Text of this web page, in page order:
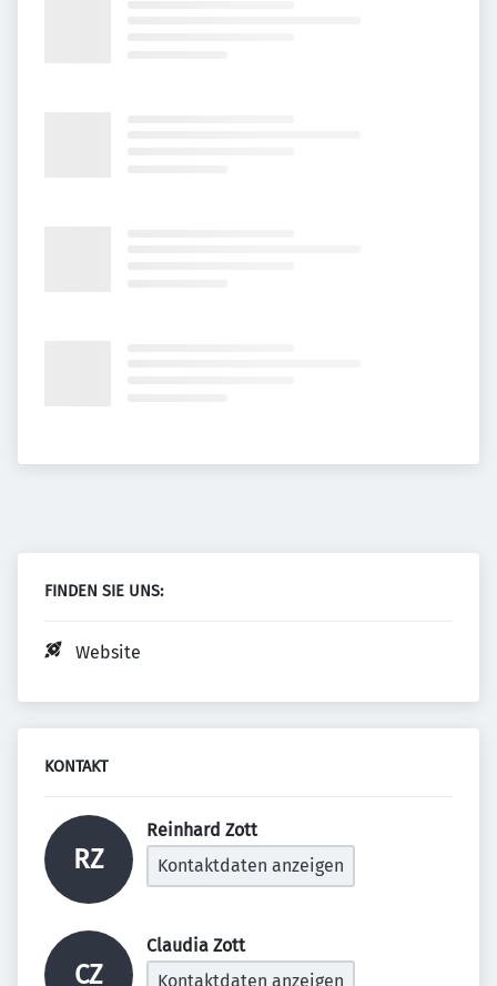
FINDEN SIE UNS:
Website
KONTAKT
RZ
Reinhard Zott
Kontaktdaten anzeigen
CZ
Claudia Zott
Kontaktdaten anzeigen